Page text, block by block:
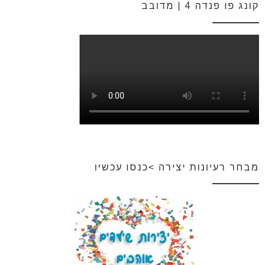
קונג פו פנדה 4 | מדובב
מבחר רעיונות יצירה >כנסו עכשיו